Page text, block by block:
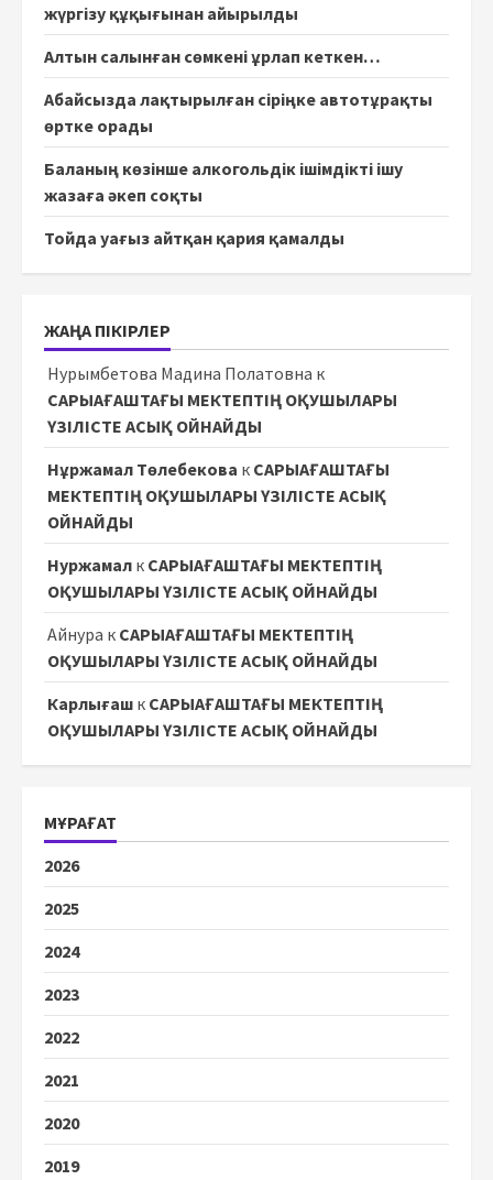
жүргізу құқығынан айырылды
Алтын салынған сөмкені ұрлап кеткен…
Абайсызда лақтырылған сіріңке автотұрақты
өртке орады
Баланың көзінше алкогольдік ішімдікті ішу
жазаға әкеп соқты
Тойда уағыз айтқан қария қамалды
ЖАҢА ПІКІРЛЕР
Нурымбетова Мадина Полатовна к
САРЫАҒАШТАҒЫ МЕКТЕПТІҢ ОҚУШЫЛАРЫ
ҮЗІЛІСТЕ АСЫҚ ОЙНАЙДЫ
Нұржамал Төлебекова к САРЫАҒАШТАҒЫ
МЕКТЕПТІҢ ОҚУШЫЛАРЫ ҮЗІЛІСТЕ АСЫҚ
ОЙНАЙДЫ
Нуржамал к САРЫАҒАШТАҒЫ МЕКТЕПТІҢ
ОҚУШЫЛАРЫ ҮЗІЛІСТЕ АСЫҚ ОЙНАЙДЫ
Айнура к САРЫАҒАШТАҒЫ МЕКТЕПТІҢ
ОҚУШЫЛАРЫ ҮЗІЛІСТЕ АСЫҚ ОЙНАЙДЫ
Карлығаш к САРЫАҒАШТАҒЫ МЕКТЕПТІҢ
ОҚУШЫЛАРЫ ҮЗІЛІСТЕ АСЫҚ ОЙНАЙДЫ
МҰРАҒАТ
2026
2025
2024
2023
2022
2021
2020
2019